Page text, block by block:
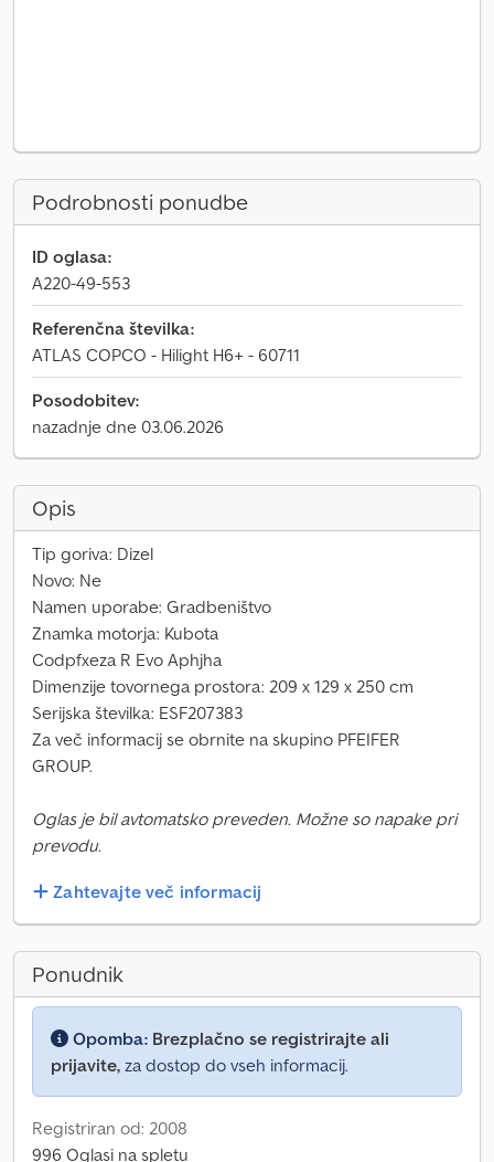
Podrobnosti ponudbe
ID oglasa:
A220-49-553
Referenčna številka:
ATLAS COPCO - Hilight H6+ - 60711
Posodobitev:
nazadnje dne 03.06.2026
Opis
Tip goriva: Dizel
Novo: Ne
Namen uporabe: Gradbeništvo
Znamka motorja: Kubota
Codpfxeza R Evo Aphjha
Dimenzije tovornega prostora: 209 x 129 x 250 cm
Serijska številka: ESF207383
Za več informacij se obrnite na skupino PFEIFER
GROUP.
Oglas je bil avtomatsko preveden. Možne so napake pri
prevodu.
Zahtevajte več informacij
Ponudnik
Opomba: Brezplačno se registrirajte ali
prijavite, za dostop do vseh informacij.
Registriran od: 2008
996 Oglasi na spletu